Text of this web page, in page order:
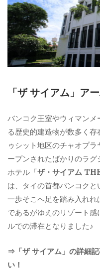
「ザ サイアム」ア
バンコク王室やウィマン
る歴史的建造物が数多く
ゥシット地区のチャオプラ
ープンされたばかりのラ
ホテル「ザ・サイアム
は、タイの首都バンコクと
一歩そこへ足を踏み入れ
であるがゆえのリゾート
ルでの滞在となりました♪
⇒「ザ サイアム」の詳細
い！